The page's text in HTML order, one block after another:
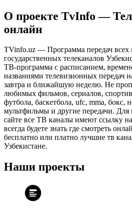
О проекте TvInfo —
онлайн
TVinfo.uz — Программа передач всех
государственных телеканалов
ТВ-программа с расписанием,
названиями телевизионных передач
завтра и ближайшую неделю. Не
любимых фильмов, сериалов,
футбола, баскетбола, ufc, mma, бокс,
мультфильмы и другие передачи. Для
сайте все ТВ каналы имеют ссылку
всегда будете знать где смотреть
бесплатно или платно лучшие тв
Узбекистане.
Наши проекты